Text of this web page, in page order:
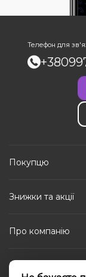
Телефон для
Покупцю
Знижки та акції
Про компанію
Каталог